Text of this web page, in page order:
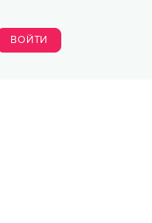
ВОЙТИ